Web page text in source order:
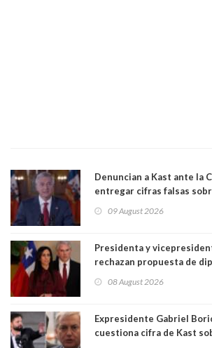
Denuncian a Kast ante la
entregar cifras falsas
09 August 2026
Presidenta y
rechazan propuesta de
"Constituye un camino
08 August 2026
Expresidente Gabriel
cuestiona cifra de Kast